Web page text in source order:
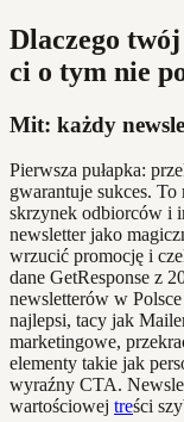
Dlaczego
ci o tym nie
Mit: każdy
Pierwsza pułapka:
gwarantuje sukces.
skrzynek odbiorców i
newsletter jako
wrzucić promocję i
dane GetResponse z
newsletterów w
najlepsi, tacy jak
marketingowe,
elementy takie jak
wyraźny CTA.
wartościowej treści